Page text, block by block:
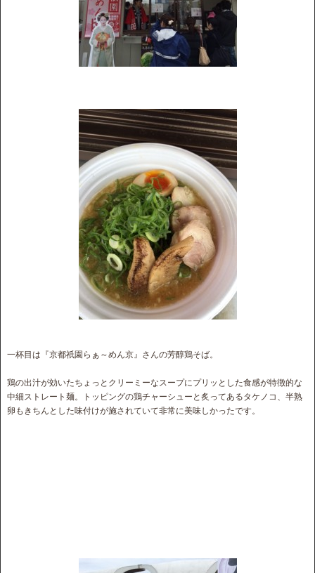
一杯目は『京都祇園らぁ～めん京』さんの芳醇鶏そば。
鶏の出汁が効いたちょっとクリーミーなスープにプリッとした食感が特徴的な
中細ストレート麺。トッピングの鶏チャーシューと炙ってあるタケノコ、半熟
卵もきちんとした味付けが施されていて非常に美味しかったです。